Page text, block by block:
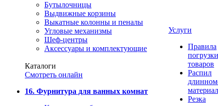
Бутылочницы
Выдвижные корзины
Выкатные колонны и пеналы
Угловые механизмы
Шеф-центры
Аксессуары и комплектующие
Каталоги
Смотреть онлайн
16. Фурнитура для ванных комнат
Услуги
Правила
погрузки
товаров
Распил
Резка